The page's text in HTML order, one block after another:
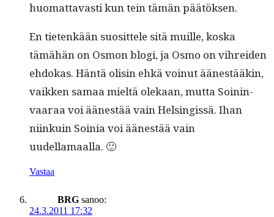
huo­mat­tavasti kun tein tämän päätöksen.
En tietenkään suosit­tele sitä muille, kos­ka
tämähän on Osmon blo­gi, ja Osmo on vihrei­den
ehdokas. Hän­tä olisin ehkä voin­ut äänestääkin,
vaikken samaa mieltä olekaan, mut­ta Soin­in­
vaaraa voi äänestää vain Helsingis­sä. Ihan
niinkuin Soinia voi äänestää vain
uudellamaalla. 🙂
Vastaa
BRG sanoo:
24.3.2011 17:32